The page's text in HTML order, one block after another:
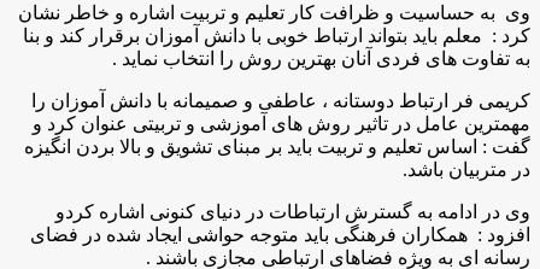
وی به حساسیت و ظرافت کار تعلیم و تربیت اشاره و خاطر نشان
کرد : معلم باید بتواند ارتباط خوبی با دانش آموزان برقرار کند و بنا
به تفاوت های فردی آنان بهترین روش را انتخاب نماید .
کریمی فر ارتباط دوستانه ، عاطفی و صمیمانه با دانش آموزان را
مهمترین عامل در تاثیر روش های آموزشی و تربیتی عنوان کرد و
گفت : اساس تعلیم و تربیت باید بر مبنای تشویق و بالا بردن انگیزه
در متربیان باشد.
وی در ادامه به گسترش ارتباطات در دنیای کنونی اشاره کردو
افزود : همکاران فرهنگی باید متوجه حواشی ایجاد شده در فضای
رسانه ای به ویژه فضاهای ارتباطی مجازی باشند .